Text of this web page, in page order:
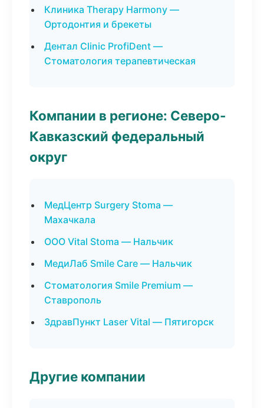
Клиника Therapy Harmony —
Ортодонтия и брекеты
Дентал Clinic ProfiDent —
Стоматология терапевтическая
Компании в регионе: Северо-
Кавказский федеральный
округ
МедЦентр Surgery Stoma —
Махачкала
ООО Vital Stoma — Нальчик
МедиЛаб Smile Care — Нальчик
Стоматология Smile Premium —
Ставрополь
ЗдравПункт Laser Vital — Пятигорск
Другие компании